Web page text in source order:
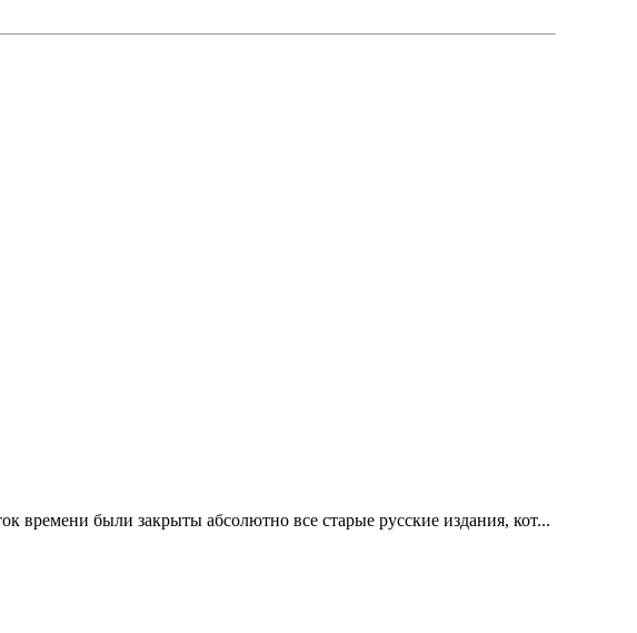
времени были закрыты абсолютно все старые русские издания, кот...